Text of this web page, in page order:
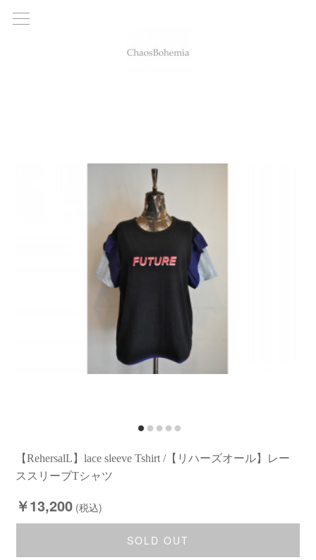
【RehersalL】lace sleeve Tshirt /【リハーズオール】レー
ススリーブTシャツ
￥13,200 (税込)
SOLD OUT